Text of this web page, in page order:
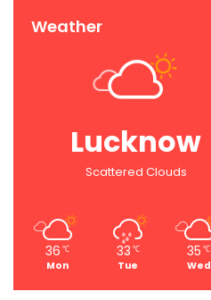
Weather
Lucknow
Scattered Clouds
36 ℃
Mon
33 ℃
Tue
35 ℃
Wed